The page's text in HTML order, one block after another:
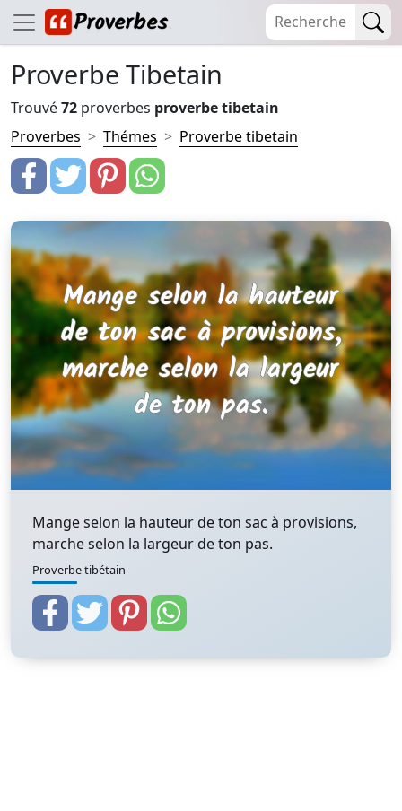
Proverbe Tibetain
Trouvé72 proverbes proverbe tibetain
Proverbes
Thémes Proverbe tibetain
Mange selon la hauteur de ton sac à provisions,
marche selon la largeur de ton pas.
Proverbe tibétain